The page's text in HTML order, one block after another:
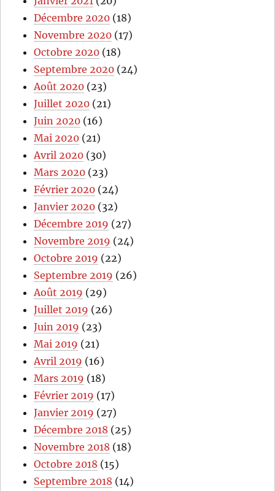
Décembre 2020 (18)
Novembre 2020 (17)
Octobre 2020 (18)
Septembre 2020 (24)
Août 2020 (23)
Juillet 2020 (21)
Juin 2020 (16)
Mai 2020 (21)
Avril 2020 (30)
Mars 2020 (23)
Février 2020 (24)
Janvier 2020 (32)
Décembre 2019 (27)
Novembre 2019 (24)
Octobre 2019 (22)
Septembre 2019 (26)
Août 2019 (29)
Juillet 2019 (26)
Juin 2019 (23)
Mai 2019 (21)
Avril 2019 (16)
Mars 2019 (18)
Février 2019 (17)
Janvier 2019 (27)
Décembre 2018 (25)
Novembre 2018 (18)
Octobre 2018 (15)
Septembre 2018 (14)